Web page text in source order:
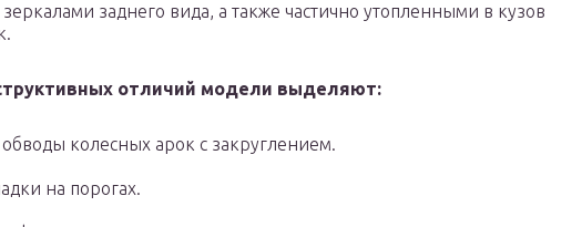
заднего вида, а также частично утопленными в кузов
отличий модели выделяют:
колесных арок с закруглением.
на порогах.